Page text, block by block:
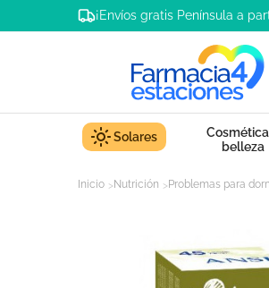
¡Envíos gratis Península a
Solares
belleza
Inicio Nutrición Problemas para